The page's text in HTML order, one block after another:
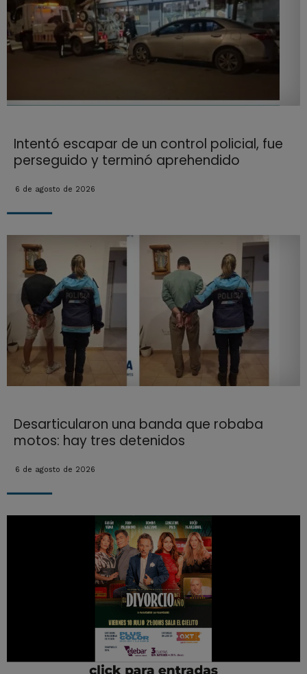
Intentó escapar de un control policial, fue
perseguido y terminó aprehendido
6 de agosto de 2026
Desarticularon una banda que robaba
motos: hay tres detenidos
6 de agosto de 2026